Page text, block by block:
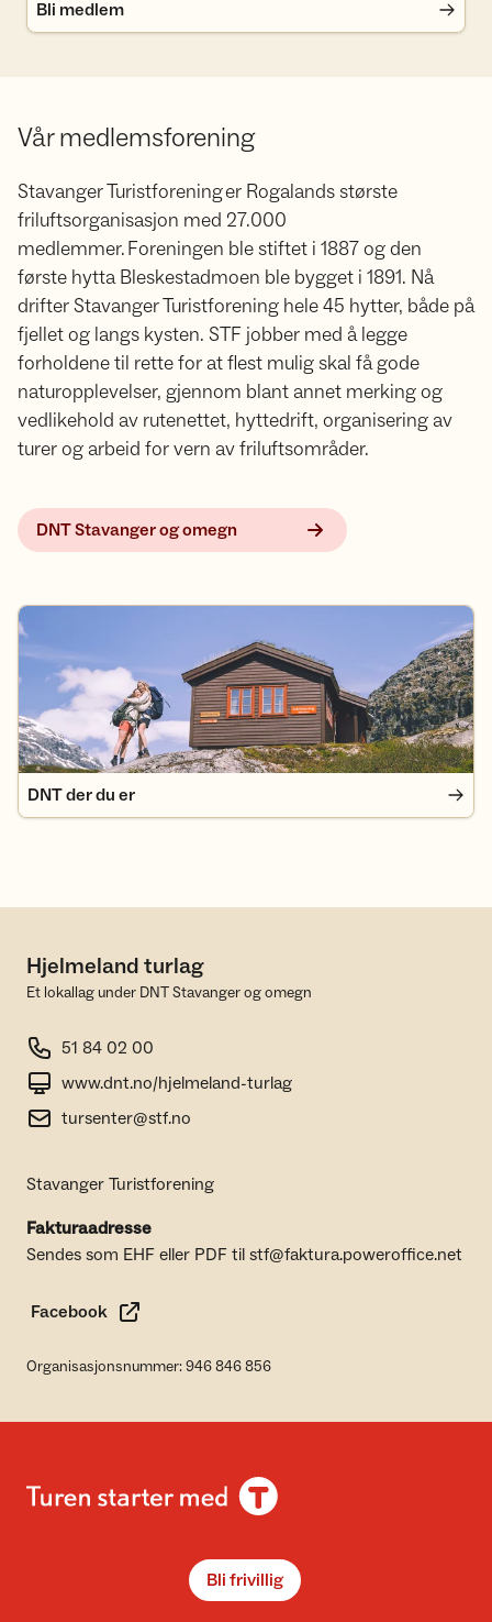
Bli medlem
Vår medlemsforening
Stavanger Turistforening er Rogalands største
friluftsorganisasjon med 27.000
medlemmer. Foreningen ble stiftet i 1887 og den
første hytta Bleskestadmoen ble bygget i 1891. Nå
drifter Stavanger Turistforening hele 45 hytter, både på
fjellet og langs kysten. STF jobber med å legge
forholdene til rette for at flest mulig skal få gode
naturopplevelser, gjennom blant annet merking og
vedlikehold av rutenettet, hyttedrift, organisering av
turer og arbeid for vern av friluftsområder.
DNT Stavanger og omegn
DNT der du er
DNT der du er
Hjelmeland turlag
Et lokallag under DNT Stavanger og omegn
51 84 02 00
www.dnt.no/hjelmeland-turlag
tursenter@stf.no
Stavanger Turistforening
Fakturaadresse
Sendes som EHF eller PDF til stf@faktura.poweroffice.net
Facebook
Organisasjonsnummer: 946 846 856
Bli frivillig